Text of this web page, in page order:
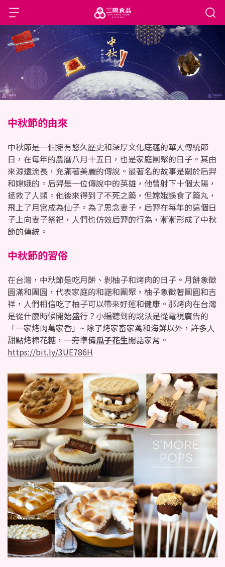
中秋節的由來
中秋節是一個擁有悠久歷史和深厚文化底蘊的華人傳統節
日，在每年的農曆八月十五日，也是家庭團聚的日子。其由
來源遠流長，充滿著美麗的傳說。最著名的故事是關於后羿
和嫦娥的。后羿是一位傳說中的英雄，他曾射下十個太陽，
拯救了人類。他後來得到了不死之藥，但嫦娥誤食了藥丸，
飛上了月宮成為仙子。為了思念妻子，后羿在每年的這個日
子上向妻子祭祀，人們也仿效后羿的行為，漸漸形成了中秋
節的傳統。
中秋節的習俗
在台灣，中秋節是吃月餅、剝柚子和烤肉的日子。月餅象徵
圓滿和團圓，代表家庭的和諧和團聚，柚子象徵著團圓和吉
祥，人們相信吃了柚子可以帶來好運和健康。那烤肉在台灣
是從什麼時候開始盛行？小編聽到的說法是從電視廣告的
「一家烤肉萬家香」~ 除了烤家畜家禽和海鮮以外，許多人
甜點烤棉花糖，一旁準備瓜子花生
https://bit.ly/3UE786H